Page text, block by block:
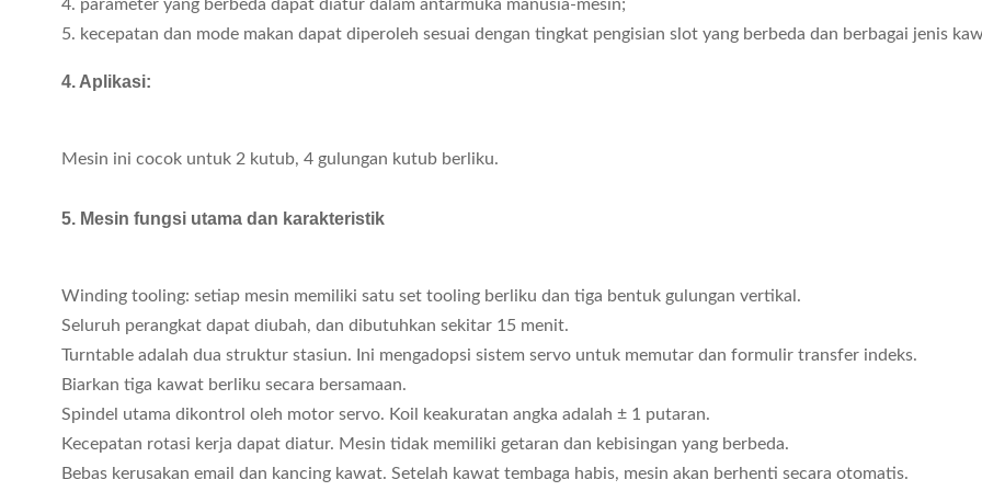
4. parameter yang berbeda dapat diatur dalam antarmuka manusia-mesin;
5. kecepatan dan mode makan dapat diperoleh sesuai dengan tingkat pengisian slot yang berbeda dan berbagai jenis
4. Aplikasi:
Mesin ini cocok untuk 2 kutub, 4 gulungan kutub berliku.
5. Mesin fungsi utama dan karakteristik
Winding tooling: setiap mesin memiliki satu set tooling berliku dan tiga bentuk gulungan vertikal.
Seluruh perangkat dapat diubah, dan dibutuhkan sekitar 15 menit.
Turntable adalah dua struktur stasiun. Ini mengadopsi sistem servo untuk memutar dan formulir transfer indeks.
Biarkan tiga kawat berliku secara bersamaan.
Spindel utama dikontrol oleh motor servo. Koil keakuratan angka adalah ± 1 putaran.
Kecepatan rotasi kerja dapat diatur. Mesin tidak memiliki getaran dan kebisingan yang berbeda.
Bebas kerusakan email dan kancing kawat. Setelah kawat tembaga habis, mesin akan berhenti secara otomatis.